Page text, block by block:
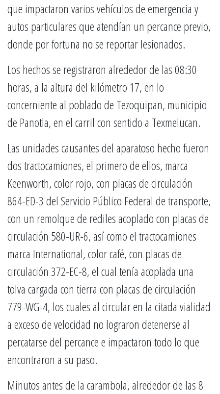
que impactaron varios vehículos de emergencia y
autos particulares que atendían un percance previo,
donde por fortuna no se reportar lesionados.
Los hechos se registraron alrededor de las 08:30
horas, a la altura del kilómetro 17, en lo
concerniente al poblado de Tezoquipan, municipio
de Panotla, en el carril con sentido a Texmelucan.
Las unidades causantes del aparatoso hecho fueron
dos tractocamiones, el primero de ellos, marca
Keenworth, color rojo, con placas de circulación
864-ED-3 del Servicio Público Federal de transporte,
con un remolque de rediles acoplado con placas de
circulación 580-UR-6, así como el tractocamiones
marca International, color café, con placas de
circulación 372-EC-8, el cual tenía acoplada una
tolva cargada con tierra con placas de circulación
779-WG-4, los cuales al circular en la citada vialidad
a exceso de velocidad no lograron detenerse al
percatarse del percance e impactaron todo lo que
encontraron a su paso.
Minutos antes de la carambola, alrededor de las 8